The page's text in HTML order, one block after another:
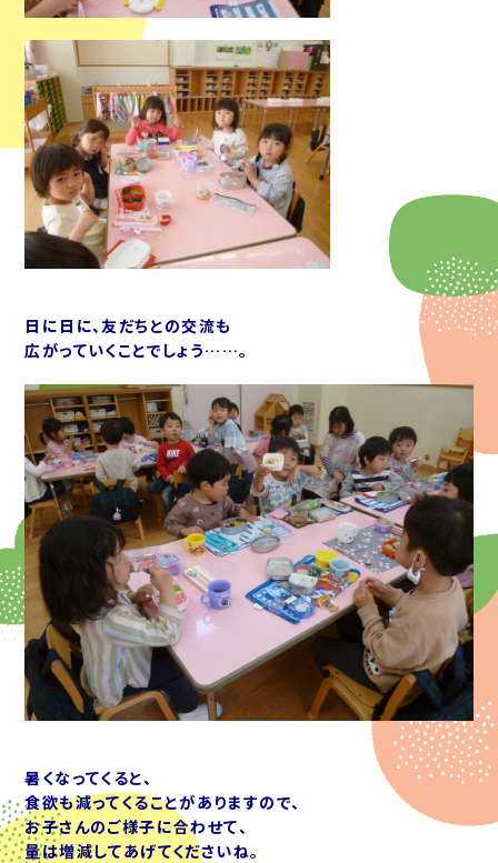
日に日に、友だちとの交流も
広がっていくことでしょう……。
暑くなってくると、
食欲も減ってくることがありますので、
お子さんのご様子に合わせて、
量は増減してあげてくださいね。